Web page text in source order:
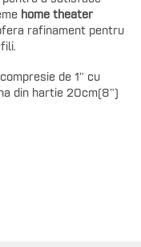
home theater
rafinament pentru
de 1" cu
din hartie 20cm(8")